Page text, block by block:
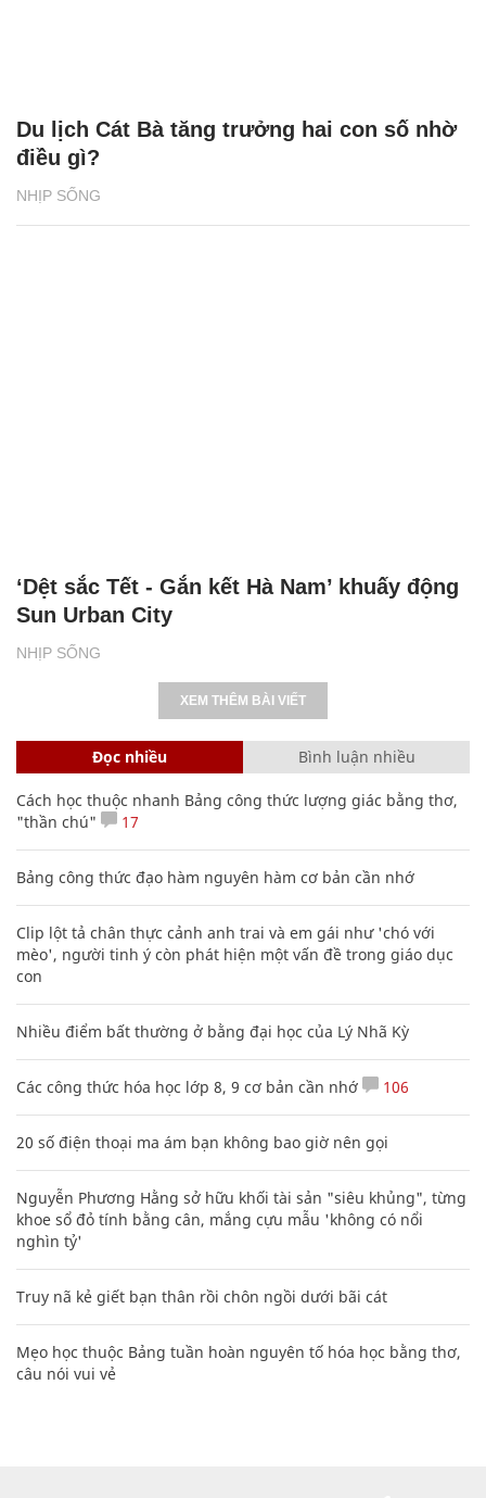
NHỊP SỐNG
Du lịch Cát Bà tăng trưởng hai con số nhờ
điều gì?
NHỊP SỐNG
‘Dệt sắc Tết - Gắn kết Hà Nam’ khuấy động
Sun Urban City
XEM THÊM BÀI VIẾT
Đọc nhiều Bình luận nhiều
Cách học thuộc nhanh Bảng công thức lượng giác bằng thơ,
"thần chú"
17
Bảng công thức đạo hàm nguyên hàm cơ bản cần nhớ
Clip lột tả chân thực cảnh anh trai và em gái như 'chó với
mèo', người tinh ý còn phát hiện một vấn đề trong giáo dục
con
Nhiều điểm bất thường ở bằng đại học của Lý Nhã Kỳ
Các công thức hóa học lớp 8, 9 cơ bản cần nhớ 106
20 số điện thoại ma ám bạn không bao giờ nên gọi
Nguyễn Phương Hằng sở hữu khối tài sản "siêu khủng", từng
khoe sổ đỏ tính bằng cân, mắng cựu mẫu 'không có nổi
nghìn tỷ'
Truy nã kẻ giết bạn thân rồi chôn ngồi dưới bãi cát
Mẹo học thuộc Bảng tuần hoàn nguyên tố hóa học bằng thơ,
câu nói vui vẻ